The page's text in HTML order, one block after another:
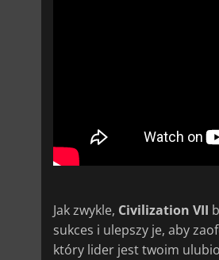
Jak zwykle, Civilization VII
sukces i ulepszy je, aby
który lider jest twoim